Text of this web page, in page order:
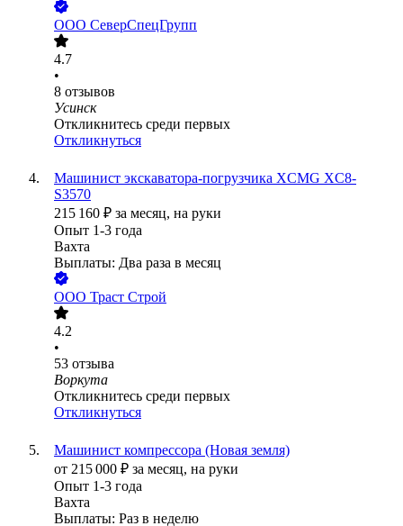
ООО СеверСпецГрупп
4.7
•
8 отзывов
Усинск
Откликнитесь среди первых
Откликнуться
Машинист экскаватора-погрузчика XCMG XC8-
S3570
215 160 ₽ за месяц, на руки
Опыт 1-3 года
Вахта
Выплаты: Два раза в месяц
ООО Траст Строй
4.2
•
53 отзыва
Воркута
Откликнитесь среди первых
Откликнуться
Машинист компрессора (Новая земля)
от 215 000 ₽ за месяц, на руки
Опыт 1-3 года
Вахта
Выплаты: Раз в неделю